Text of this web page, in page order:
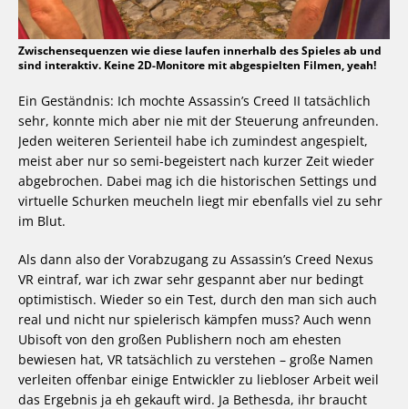
Zwischensequenzen wie diese laufen innerhalb des Spieles ab und
sind interaktiv. Keine 2D-Monitore mit abgespielten Filmen, yeah!
Ein Geständnis: Ich mochte Assassin’s Creed II tatsächlich
sehr, konnte mich aber nie mit der Steuerung anfreunden.
Jeden weiteren Serienteil habe ich zumindest angespielt,
meist aber nur so semi-begeistert nach kurzer Zeit wieder
abgebrochen. Dabei mag ich die historischen Settings und
virtuelle Schurken meucheln liegt mir ebenfalls viel zu sehr
im Blut.
Als dann also der Vorabzugang zu Assassin’s Creed Nexus
VR eintraf, war ich zwar sehr gespannt aber nur bedingt
optimistisch. Wieder so ein Test, durch den man sich auch
real und nicht nur spielerisch kämpfen muss? Auch wenn
Ubisoft von den großen Publishern noch am ehesten
bewiesen hat, VR tatsächlich zu verstehen – große Namen
verleiten offenbar einige Entwickler zu liebloser Arbeit weil
das Ergebnis ja eh gekauft wird. Ja Bethesda, ihr braucht